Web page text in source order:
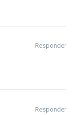
Responder
Responder